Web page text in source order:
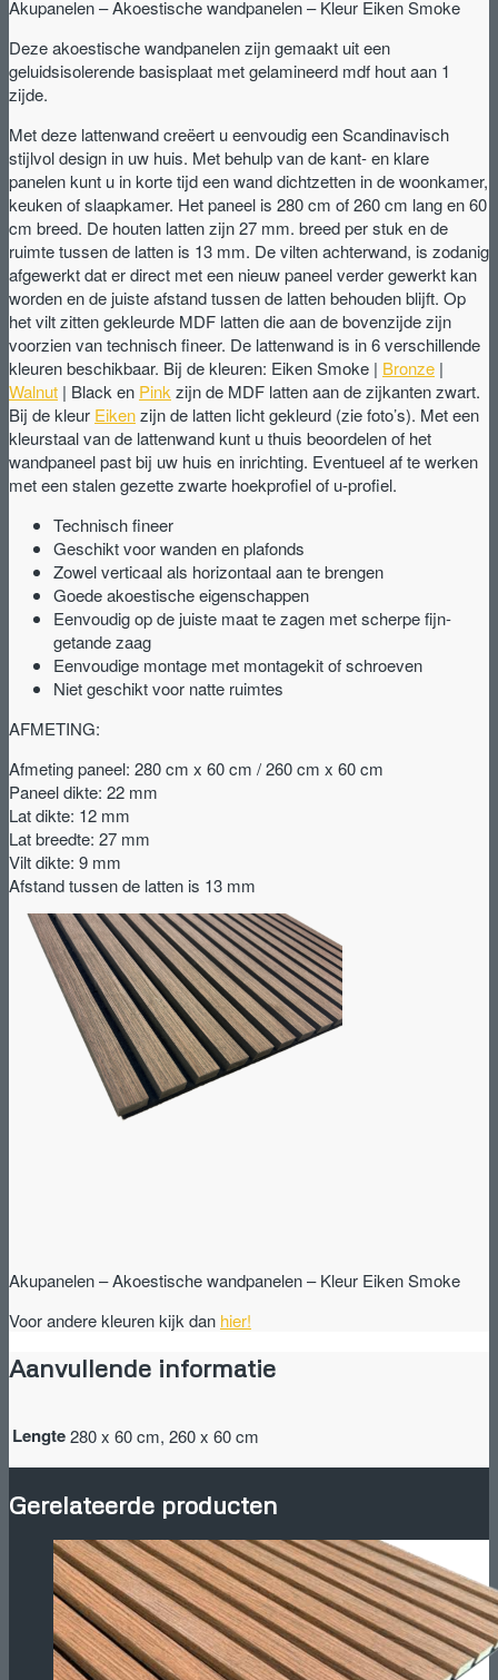
Akupanelen – Akoestische wandpanelen – Kleur Eiken Smoke
Deze akoestische wandpanelen zijn gemaakt uit een
geluidsisolerende basisplaat met gelamineerd mdf hout aan 1
zijde.
Met deze lattenwand creëert u eenvoudig een Scandinavisch
stijlvol design in uw huis. Met behulp van de kant- en klare
panelen kunt u in korte tijd een wand dichtzetten in de woonkamer,
keuken of slaapkamer. Het paneel is 280 cm of 260 cm lang en 60
cm breed. De houten latten zijn 27 mm. breed per stuk en de
ruimte tussen de latten is 13 mm. De vilten achterwand, is zodanig
afgewerkt dat er direct met een nieuw paneel verder gewerkt kan
worden en de juiste afstand tussen de latten behouden blijft. Op
het vilt zitten gekleurde MDF latten die aan de bovenzijde zijn
voorzien van technisch fineer. De lattenwand is in 6 verschillende
kleuren beschikbaar. Bij de kleuren: Eiken Smoke | Bronze |
Walnut | Black en Pink zijn de MDF latten aan de zijkanten zwart.
Bij de kleur Eikenzijn de latten licht gekleurd (zie foto’s). Met een
kleurstaal van de lattenwand kunt u thuis beoordelen of het
wandpaneel past bij uw huis en inrichting. Eventueel af te werken
met een stalen gezette zwarte hoekprofiel of u-profiel.
Technisch fineer
Geschikt voor wanden en plafonds
Zowel verticaal als horizontaal aan te brengen
Goede akoestische eigenschappen
Eenvoudig op de juiste maat te zagen met scherpe fijn-
getande zaag
Eenvoudige montage met montagekit of schroeven
Niet geschikt voor natte ruimtes
AFMETING:
Afmeting paneel: 280 cm x 60 cm / 260 cm x 60 cm
Paneel dikte: 22 mm
Lat dikte: 12 mm
Lat breedte: 27 mm
Vilt dikte: 9 mm
Afstand tussen de latten is 13 mm
Akupanelen – Akoestische wandpanelen – Kleur Eiken Smoke
Voor andere kleuren kijk dan hier!
Aanvullende informatie
Lengte280 x 60 cm, 260 x 60 cm
Gerelateerde producten